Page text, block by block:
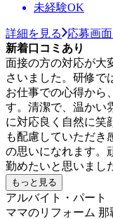
未経験OK
詳細を見る
応募画
新着口コミあり
面接の方の対応が大
さいました。研修で
お仕事での心得から
す。清潔で、温かい
に対応良く自然に笑
も配慮していただき
の思いになれます。
勤めたいと思いまし
もっと見る
アルバイト・パート
ママのリフォーム